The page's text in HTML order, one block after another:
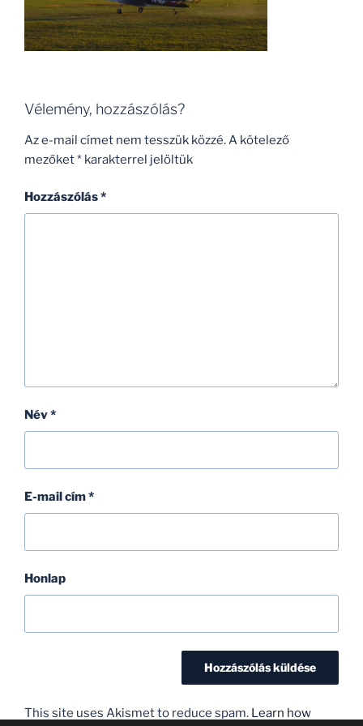
Vélemény, hozzászólás?
Az e-mail címet nem tesszük közzé.A kötelező
mezőket* karakterrel jelöltük
Hozzászólás*
Név*
E-mail cím*
Honlap
This site uses Akismet to reduce spam. Learn how